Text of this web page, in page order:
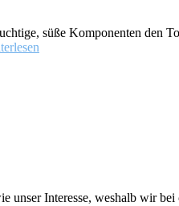
süße Komponenten den
unser Interesse, weshalb wir bei